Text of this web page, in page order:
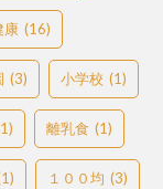
康 (16)
(3) 小学校 (1)
離乳食 (1)
１００均 (3)